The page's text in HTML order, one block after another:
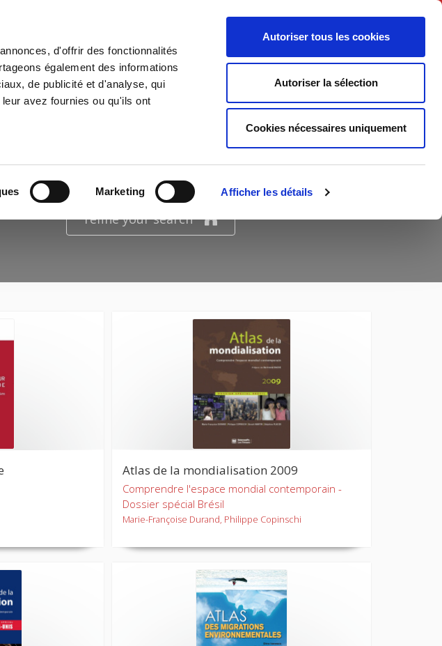
d'offrir des fonctionnalités
également des informations
de publicité et d'analyse, qui
avez fournies ou qu'ils ont
Marketing Afficher les détails
Autoriser tous les cookies
Autoriser la sélection
Cookies nécessaires uniquement
English
International Politics
"GOVERNANCE"
refine your search
Atlas de la mondialisation 2009
Comprendre l'espace mondial contemporain -
Dossier spécial Brésil
Marie-Françoise Durand, Philippe Copinschi